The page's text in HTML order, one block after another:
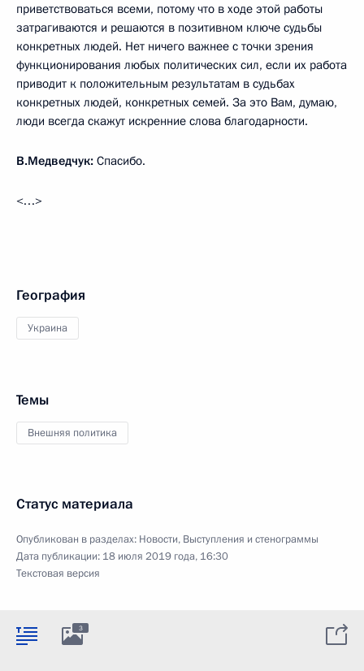
приветствоваться всеми, потому что в ходе этой работы
затрагиваются и решаются в позитивном ключе судьбы
конкретных людей. Нет ничего важнее с точки зрения
функционирования любых политических сил, если их работа
приводит к положительным результатам в судьбах
конкретных людей, конкретных семей. За это Вам, думаю,
люди всегда скажут искренние слова благодарности.
В.Медведчук: Спасибо.
<…>
География
Украина
Темы
Внешняя политика
Статус материала
Опубликован в разделах: Новости, Выступления и стенограммы
Дата публикации: 18 июля 2019 года, 16:30
Текстовая версия
3